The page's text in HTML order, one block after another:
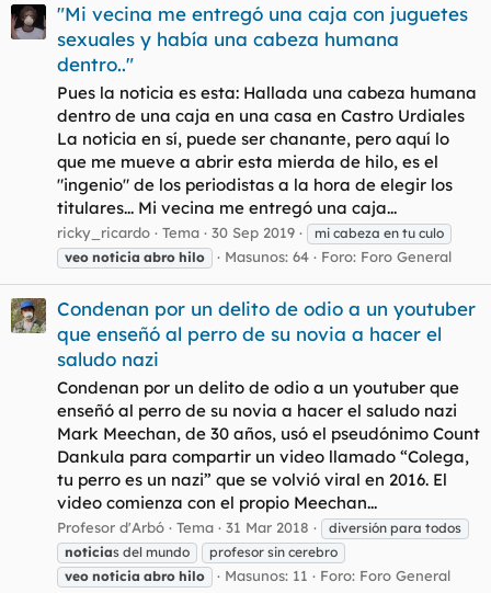
"Mi vecina me entregó una caja con juguetes
sexuales y había una cabeza humana
dentro.."
Pues la noticia es esta: Hallada una cabeza humana
dentro de una caja en una casa en Castro Urdiales
La noticia en sí, puede ser chanante, pero aquí lo
que me mueve a abrir esta mierda de hilo, es el
"ingenio" de los periodistas a la hora de elegir los
titulares... Mi vecina me entregó una caja...
ricky_ricardo Tema 30 Sep 2019
mi cabeza en tu culo
veo noticia abro hilo Masunos: 64 Foro: Foro General
Condenan por un delito de odio a un youtuber
que enseñó al perro de su novia a hacer el
saludo nazi
Condenan por un delito de odio a un youtuber que
enseñó al perro de su novia a hacer el saludo nazi
Mark Meechan, de 30 años, usó el pseudónimo Count
Dankula para compartir un video llamado “Colega,
tu perro es un nazi” que se volvió viral en 2016. El
video comienza con el propio Meechan...
Profesor d'Arbó Tema 31 Mar 2018
diversión para todos
noticias del mundo
profesor sin cerebro
veo noticia abro hilo Masunos: 11 Foro: Foro General